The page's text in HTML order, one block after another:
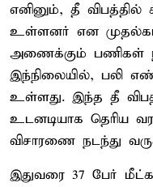
எனினும், தீ விபத்தில்
உள்ளனர் என
அணைக்கும் பணிகள்
இந்நிலையில், பலி
உள்ளது. இந்த தீ
உடனடியாக தெரிய
விசாரணை நடந்து
இதுவரை 37 பேர்